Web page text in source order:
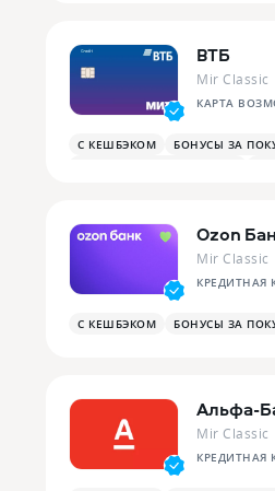
ВТБ
Mir Classic
КАРТА
С КЕШБЭКОМ БОНУСЫ ЗА
Ozon
Mir Classic
КРЕДИТНАЯ
С КЕШБЭКОМ БОНУСЫ ЗА
Альфа-
Mir Classic